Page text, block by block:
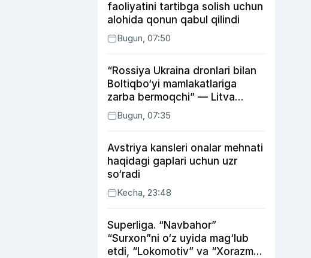
faoliyatini tartibga solish uchun
alohida qonun qabul qilindi
Bugun, 07:50
“Rossiya Ukraina dronlari bilan
Boltiqbo‘yi mamlakatlariga
zarba bermoqchi” — Litva
mudofaa vaziri
Bugun, 07:35
Avstriya kansleri onalar mehnati
haqidagi gaplari uchun uzr
so‘radi
Kecha, 23:48
Superliga. “Navbahor”
“Surxon”ni o‘z uyida mag‘lub
etdi, “Lokomotiv” va “Xorazm”